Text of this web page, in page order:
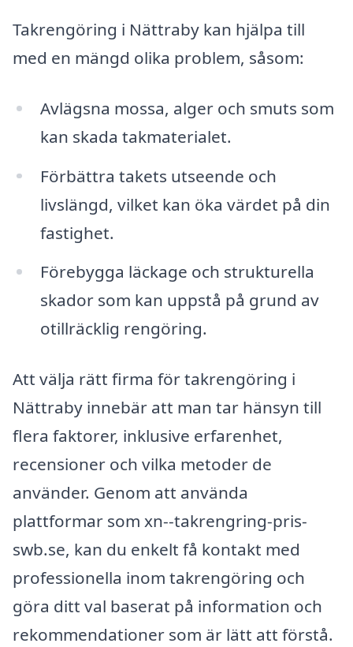
Takrengöring i Nättraby kan hjälpa till
med en mängd olika problem, såsom:
Avlägsna mossa, alger och smuts som
kan skada takmaterialet.
Förbättra takets utseende och
livslängd, vilket kan öka värdet på din
fastighet.
Förebygga läckage och strukturella
skador som kan uppstå på grund av
otillräcklig rengöring.
Att välja rätt firma för takrengöring i
Nättraby innebär att man tar hänsyn till
flera faktorer, inklusive erfarenhet,
recensioner och vilka metoder de
använder. Genom att använda
plattformar som xn--takrengring-pris-
swb.se, kan du enkelt få kontakt med
professionella inom takrengöring och
göra ditt val baserat på information och
rekommendationer som är lätt att förstå.